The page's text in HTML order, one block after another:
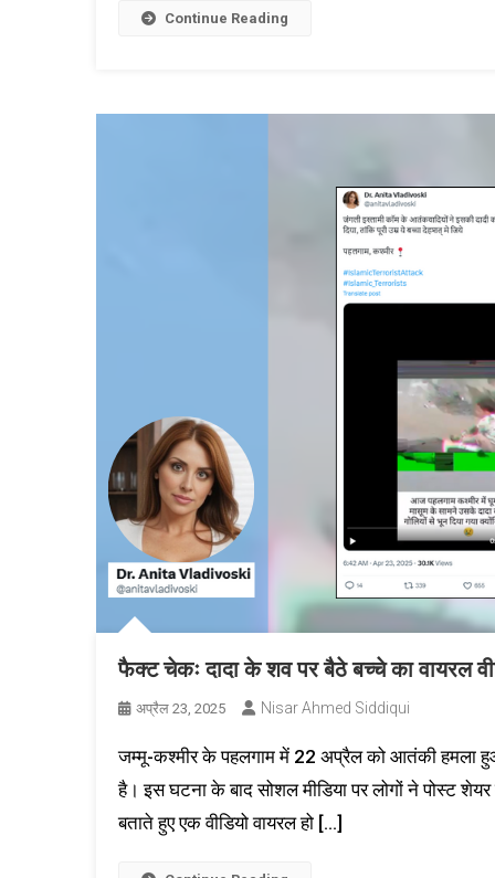
Continue Reading
फैक्ट चेकः दादा के शव पर बैठे बच्चे का वायरल
अप्रैल 23, 2025 Nisar Ahmed Siddiqui
जम्मू-कश्मीर के पहलगाम में 22 अप्रैल को आतंकी हमला
है। इस घटना के बाद सोशल मीडिया पर लोगों ने पोस्ट
बताते हुए एक वीडियो वायरल हो […]